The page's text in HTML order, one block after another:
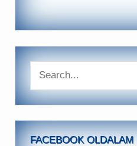
FACEBOOK OLDALAM